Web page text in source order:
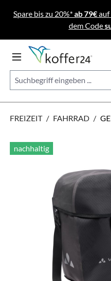
Zum Hauptinhalt springen
Spare bis zu 20%*ab 79€
dem Code
FREIZEIT / FAHRRAD /
nachhaltig
Bildergalerie überspringen